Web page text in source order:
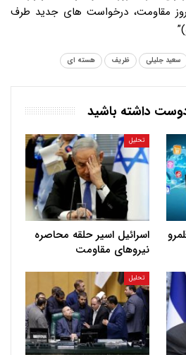
مقاومت، درخواست های جدید طرف
سعید جلیلی ظریف هسته ای
داشته باشید
تحلیل
اسرائیل اسیر حلقه محاصره
نیروهای مقاومت
تحلیل